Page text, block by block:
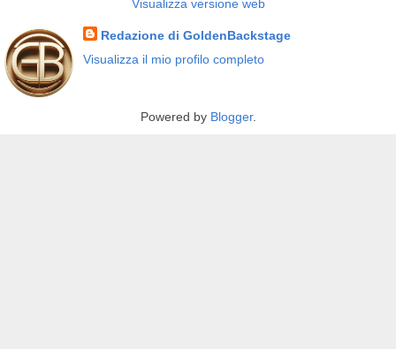
Visualizza versione web
Redazione di GoldenBackstage
Visualizza il mio profilo completo
Powered by Blogger.